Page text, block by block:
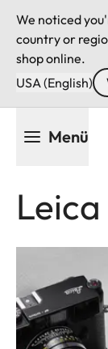
We noticed
country or
shop online.
USA (English)
Menü